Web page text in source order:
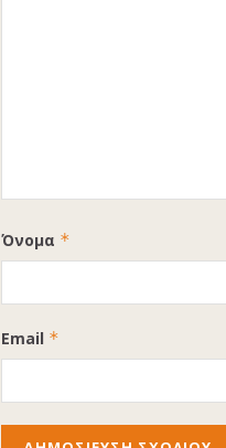
Όνομα *
Email *